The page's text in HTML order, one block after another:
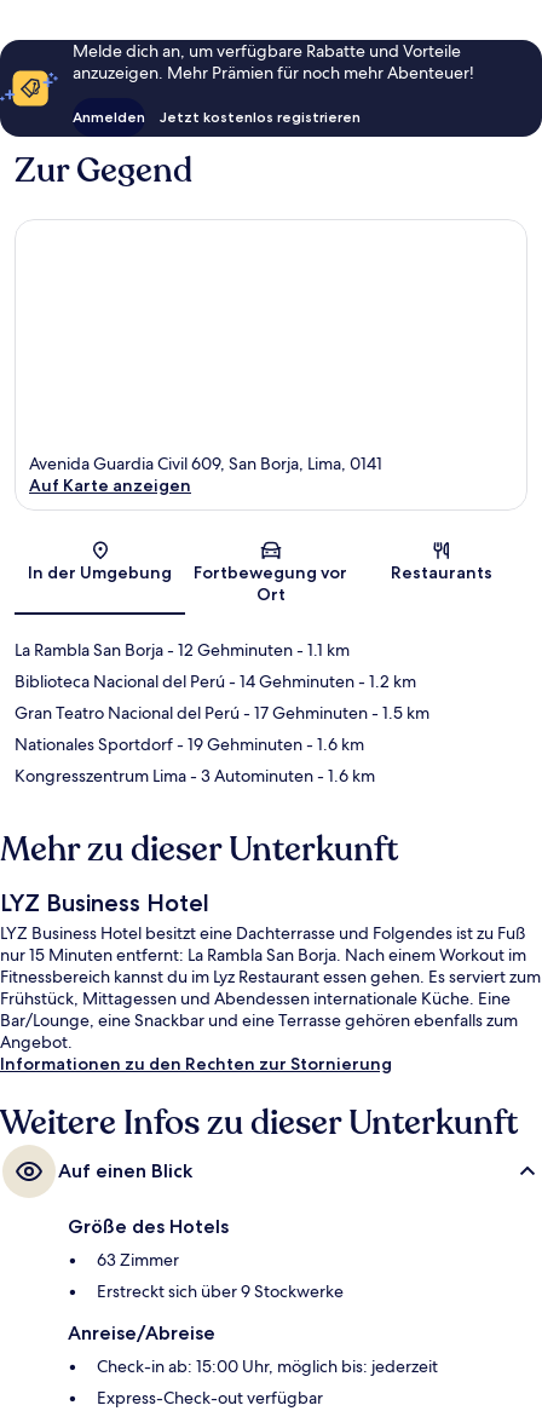
Melde dich an, um verfügbare Rabatte und Vorteile
anzuzeigen. Mehr Prämien für noch mehr Abenteuer!
Anmelden Jetzt kostenlos registrieren
Zur Gegend
Karte
Avenida Guardia Civil 609, San Borja, Lima, 0141
Auf Karte anzeigen
In der Umgebung
Fortbewegung vor
Ort
Restaurants
La Rambla San Borja- 12 Gehminuten- 1.1 km
Biblioteca Nacional del Perú- 14 Gehminuten- 1.2 km
Gran Teatro Nacional del Perú- 17 Gehminuten- 1.5 km
Nationales Sportdorf- 19 Gehminuten- 1.6 km
Kongresszentrum Lima- 3 Autominuten- 1.6 km
Mehr zu dieser Unterkunft
LYZ Business Hotel
LYZ Business Hotel besitzt eine Dachterrasse und Folgendes ist zu Fuß
nur 15 Minuten entfernt: La Rambla San Borja. Nach einem Workout im
Fitnessbereich kannst du im Lyz Restaurant essen gehen. Es serviert zum
Frühstück, Mittagessen und Abendessen internationale Küche. Eine
Bar/Lounge, eine Snackbar und eine Terrasse gehören ebenfalls zum
Angebot.
Informationen zu den Rechten zur Stornierung
Weitere Infos zu dieser Unterkunft
Auf einen Blick
Größe des Hotels
63 Zimmer
Erstreckt sich über 9 Stockwerke
Anreise/Abreise
Check-in ab: 15:00 Uhr, möglich bis: jederzeit
Express-Check-out verfügbar